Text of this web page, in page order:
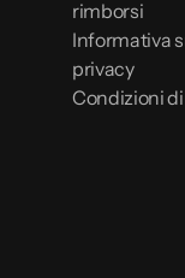
rimborsi
Informativa
privacy
Condizioni